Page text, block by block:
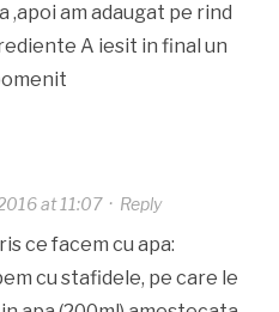
,apoi am adaugat pe rind
A iesit in final un
at 11:07· Reply
ce facem cu apa:
cu stafidele, pe care le